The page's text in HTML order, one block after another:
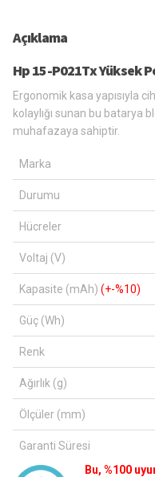
Açıklama
Hp 15-P021Tx Yüksek
Ergonomik kasa yapısıyla
kolaylığı sunan bu batarya
muhafazaya sahiptir.
Marka
Durumu
Hücreler
Voltaj (V)
Kapasite (mAh) (+-%10)
Güç (Wh)
Renk
Ağırlık (g)
Ölçüler (mm)
Garanti Süresi
Bu, %100